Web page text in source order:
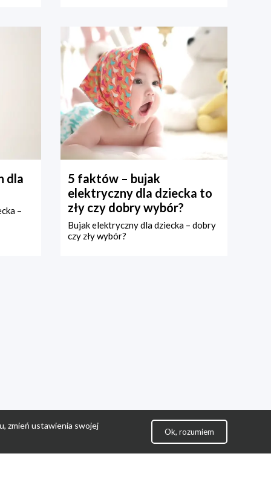
dla
–
5 faktów – bujak
elektryczny dla dziecka to
zły czy dobry wybór?
Bujak elektryczny dla dziecka – dobry
czy zły wybór?
zmień ustawienia swojej
Ok, rozumiem